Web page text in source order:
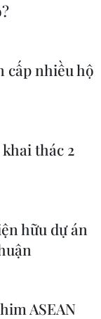
cấp nhiều hộ
thác 2
hữu dự án
ASEAN